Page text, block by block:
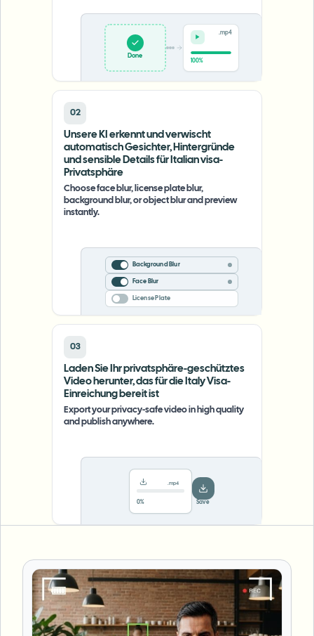
Done
100%
.mp4
02
Unsere KI erkennt und verwischt
automatisch Gesichter, Hintergründe
und sensible Details für Italian visa-
Privatsphäre
Choose face blur, license plate blur,
background blur, or object blur and preview
instantly.
Background Blur
Face Blur
License Plate
03
Laden Sie Ihr privatsphäre-geschütztes
Video herunter, das für die Italy Visa-
Einreichung bereit ist
Export your privacy-safe video in high quality
and publish anywhere.
.mp4
78% ···